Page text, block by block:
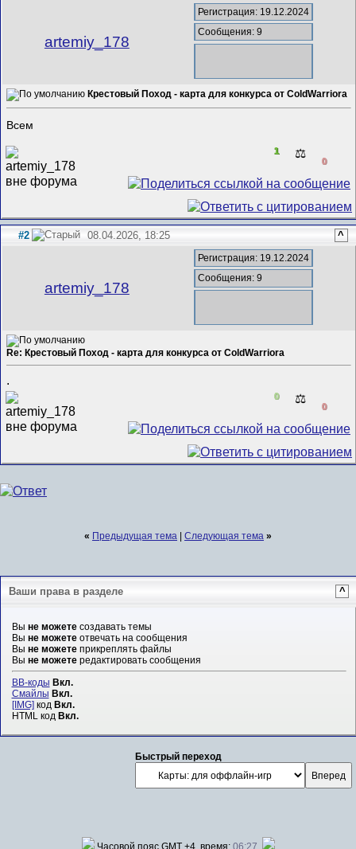
artemiy_178
Регистрация: 19.12.2024
Сообщения: 9
Крестовый Поход - карта для конкурса от ColdWarriora
Всем
1 ⚖️
0
#2 08.04.2026, 18:25 ^
artemiy_178
Регистрация: 19.12.2024
Сообщения: 9
Re: Крестовый Поход - карта для конкурса от ColdWarriora
0 ⚖️
0
« Предыдущая тема Следующая тема »
Ваши права в разделе ^
Вы не можетесоздавать темы
Вы не можетеотвечать на сообщения
Вы не можетеприкреплять файлы
Вы не можетередактировать сообщения
BB-коды Вкл.
Смайлы Вкл.
[IMG]код Вкл.
HTML код Вкл.
Быстрый переход
Часовой пояс GMT +4, время: 06:27